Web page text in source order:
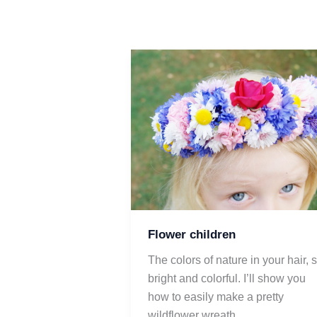
Flower children
The colors of nature in your hair,
bright and colorful. I’ll show you
how to easily make a pretty